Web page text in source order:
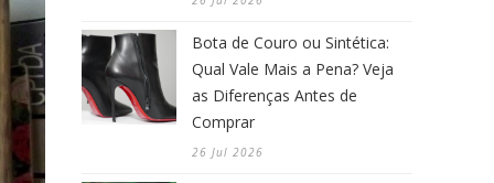
Bota de Couro ou Sintética:
Qual Vale Mais a Pena? Veja
as Diferenças Antes de
Comprar
26 Jul 2026